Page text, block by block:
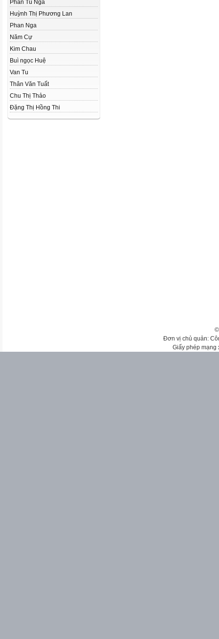
Phan Tú Nga
Huỳnh Thị Phương Lan
Phan Nga
Năm Cự
Kim Chau
Buì ngọc Huệ
Van Tu
Thân Văn Tuất
Chu Thị Thảo
Đặng Thị Hồng Thi
Đơn vị chủ quản:
Giấy phép mạng